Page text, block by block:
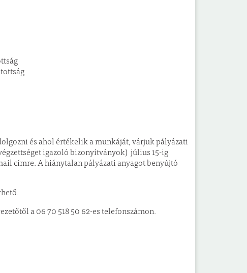
és ahol értékelik a munkáját, várjuk pályázati
igazoló bizonyítványok) július 15-ig
címre. A hiánytalan pályázati anyagot benyújtó
a 06 70 518 50 62-es telefonszámon.